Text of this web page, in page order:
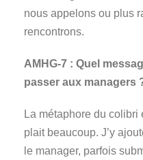
nous appelons ou plus
rencontrons.
AMHG-7 : Quel
passer aux managers
La métaphore du
plait beaucoup. J’y
le manager, parfois